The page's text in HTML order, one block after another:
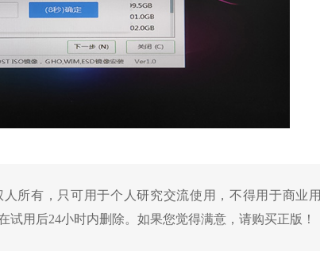
所有，只可用于个人研究交流使用，不得用于商业用
用后24小时内删除。如果您觉得满意，请购买正版！